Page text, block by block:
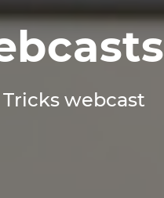
Tricks webcast